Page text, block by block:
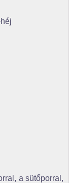
a sütőporral,